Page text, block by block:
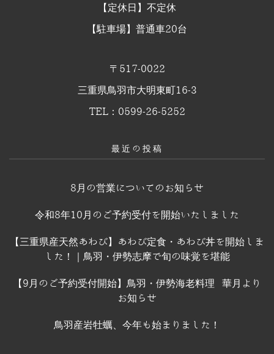
【定休日】不定休
【駐車場】普通車20台
〒517-0022
三重県鳥羽市大明東町16-3
TEL：0599-26-5252
最近の投稿
8月の営業についてのお知らせ
令和8年10月のご予約受付を開始いたしました
【三重県産天然あわび】あわび定食・あわび丼を開始しま
した！｜鳥羽・伊勢志摩で旬の味覚を堪能
【9月のご予約受付開始】鳥羽・伊勢海老料理 華月より
お知らせ
鳥羽産岩牡蠣、今年も始まりました！